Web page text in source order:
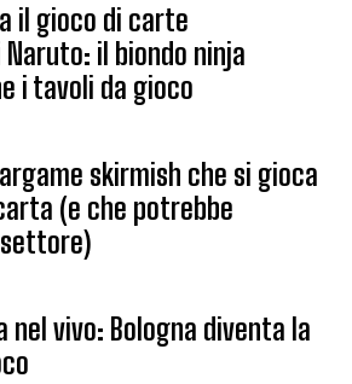
il gioco di carte
il biondo ninja
i tavoli da gioco
skirmish che si gioca
(e che potrebbe
nel vivo: Bologna diventa la